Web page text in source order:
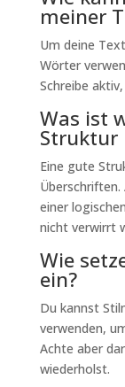
meiner
Um deine
Wörter
Schreibe
Was ist
Struktur
Eine gute
einer
nicht verwirrt
Wie
ein?
Du kannst
verwenden,
Achte aber
wiederholst.